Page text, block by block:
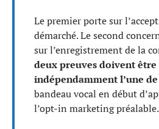
Le premier porte sur
démarché. Le second
sur l’enregistrement de la
deux preuves doivent être
indépendamment l’une
bandeau vocal en début
l’opt-in marketing préalable.